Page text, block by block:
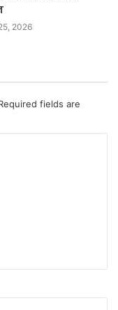
2026
fields are